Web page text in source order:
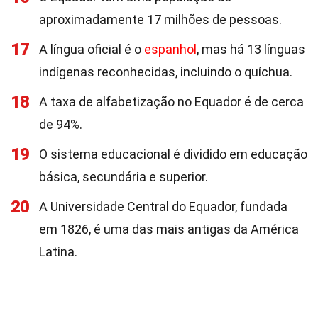
aproximadamente 17 milhões de pessoas.
17 A língua oficial é o espanhol , mas há 13 línguas
indígenas reconhecidas, incluindo o quíchua.
18
A taxa de alfabetização no Equador é de cerca
de 94%.
19
O sistema educacional é dividido em educação
básica, secundária e superior.
20
A Universidade Central do Equador, fundada
em 1826, é uma das mais antigas da América
Latina.